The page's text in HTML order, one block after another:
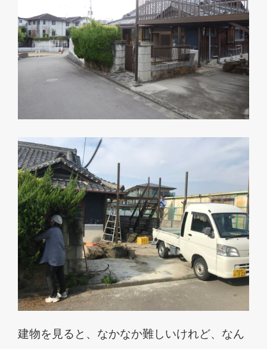
建物を見ると、なかなか難しいけれど、なん